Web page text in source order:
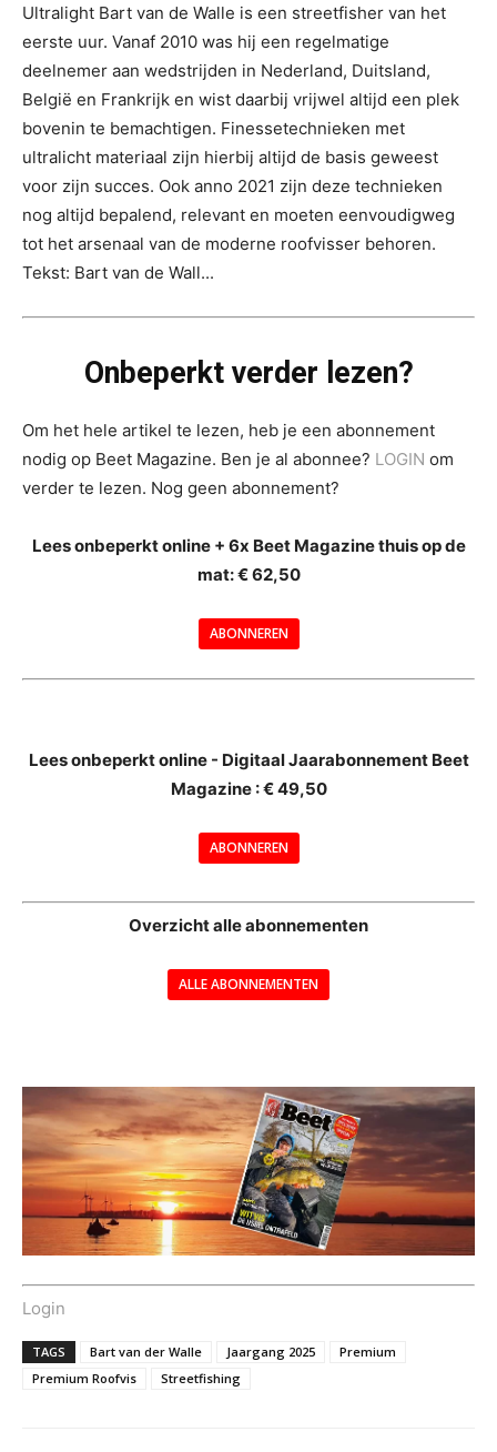
Ultralight Bart van de Walle is een streetfisher van het
eerste uur. Vanaf 2010 was hij een regelmatige
deelnemer aan wedstrijden in Nederland, Duitsland,
België en Frankrijk en wist daarbij vrijwel altijd een plek
bovenin te bemachtigen. Finessetechnieken met
ultralicht materiaal zijn hierbij altijd de basis geweest
voor zijn succes. Ook anno 2021 zijn deze technieken
nog altijd bepalend, relevant en moeten eenvoudigweg
tot het arsenaal van de moderne roofvisser behoren.
Tekst: Bart van de Wall...
Onbeperkt verder lezen?
Om het hele artikel te lezen, heb je een abonnement
nodig op Beet Magazine. Ben je al abonnee? LOGIN om
verder te lezen. Nog geen abonnement?
Lees onbeperkt online + 6x Beet Magazine thuis op de
mat: € 62,50
ABONNEREN
Lees onbeperkt online - Digitaal Jaarabonnement Beet
Magazine : € 49,50
ABONNEREN
Overzicht alle abonnementen
ALLE ABONNEMENTEN
Login
TAGS Bart van der Walle Jaargang 2025
Premium
Premium Roofvis
Streetfishing